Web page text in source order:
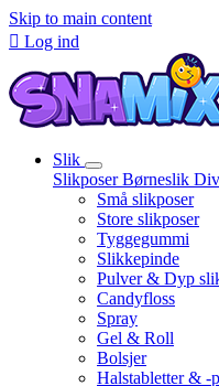
Skip to main content
 Log ind
Slik
SlikposerBørneslik
Små slikposer
Store slikposer
Tyggegummi
Slikkepinde
Pulver & Dyp
Candyfloss
Spray
Gel & Roll
Bolsjer
Halstabletter & -